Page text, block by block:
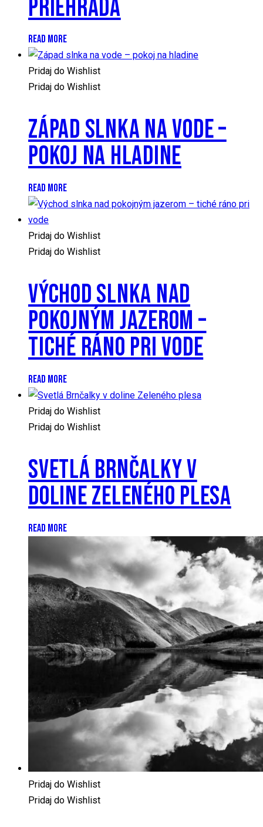
PRIEHRADA
READ MORE
Pridaj do Wishlist
Pridaj do Wishlist
ZÁPAD SLNKA NA VODE –
POKOJ NA HLADINE
READ MORE
Pridaj do Wishlist
Pridaj do Wishlist
VÝCHOD SLNKA NAD
POKOJNÝM JAZEROM –
TICHÉ RÁNO PRI VODE
READ MORE
Pridaj do Wishlist
Pridaj do Wishlist
SVETLÁ BRNČALKY V
DOLINE ZELENÉHO PLESA
READ MORE
Pridaj do Wishlist
Pridaj do Wishlist